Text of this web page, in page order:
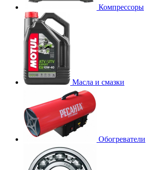
Компрессоры
Масла и смазки
Обогреватели